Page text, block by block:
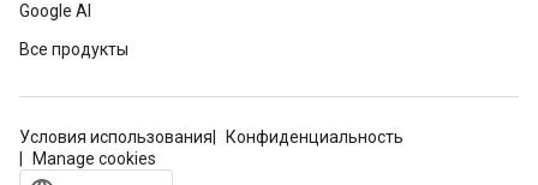
Google AI
Все продукты
Условия использования
Конфиденциальность
Manage cookies